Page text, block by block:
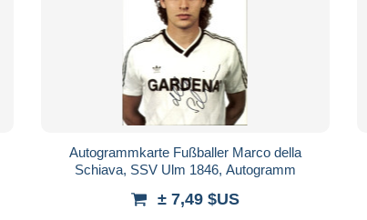
Autogrammkarte Fußballer Marco della
Schiava, SSV Ulm 1846, Autogramm
± 7,49 $US